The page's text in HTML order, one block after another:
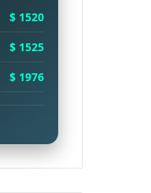
$ 1520
$ 1525
$ 1976